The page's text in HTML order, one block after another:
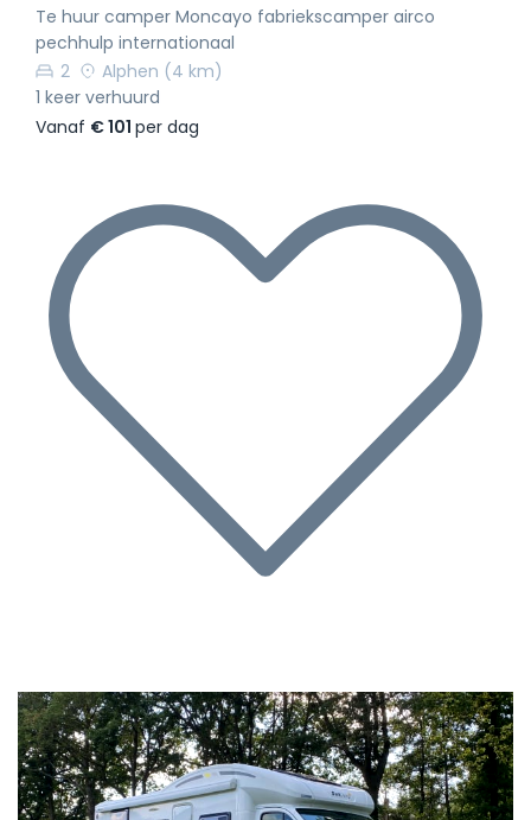
Te huur camper Moncayo fabriekscamper airco
pechhulp internationaal
2
Alphen (4 km)
1 keer verhuurd
Vanaf € 101 per dag